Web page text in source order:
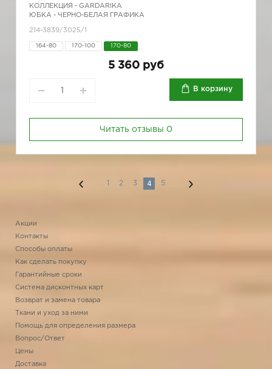
КОЛЛЕКЦИЯ - GARDARIKA
ЮБКА - ЧЕРНО-БЕЛАЯ ГРАФИКА
214-3839/3025/1
164-80 170-100 170-80
5 360 руб
В корзину
Читать отзывы 0
1 2 3 4 5
Акции
Контакты
Способы оплаты
Как сделать покупку
Гарантийные сроки
Система дисконтных карт
Возврат и замена товара
Ткани и уход за ними
Помощь для определения размера
Вопрос/Ответ
Цены
Доставка